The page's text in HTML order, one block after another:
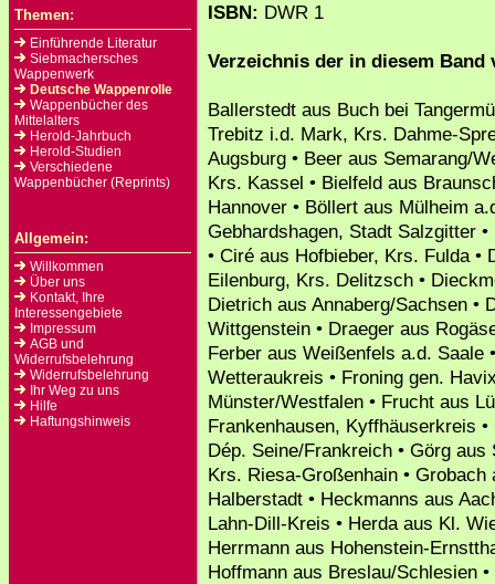
Themen:
Einführende Literatur
Siebmachersches
Wappenwerk
Deutsche Wappenrolle
Wappenbücher des
Mittelalters
Herold-Jahrbuch
Herold-Studien
Verschiedene
Wappenbücher (Reprints)
Allgemein:
Willkommen
Über uns
Kontakt, Ihre
Interessengebiete
Impressum
AGB und
Widerrufsbelehrung
Widerrufsbelehrung
Ihr Weg zu uns
Hilfe
Haftungshinweis
ISBN: DWR 1
Verzeichnis der in diesem
Ballerstedt aus Buch bei
Trebitz i.d. Mark, Krs. Dahme-
Augsburg • Beer aus Semarang/
Krs. Kassel • Bielfeld aus
Hannover • Böllert aus Mülheim
Gebhardshagen, Stadt Salzgitter
• Ciré aus Hofbieber, Krs. Fulda •
Eilenburg, Krs. Delitzsch •
Dietrich aus Annaberg/Sachsen •
Wittgenstein • Draeger aus
Ferber aus Weißenfels a.d. Saale
Wetteraukreis • Froning gen.
Münster/Westfalen • Frucht aus
Frankenhausen, Kyffhäuserkreis
Dép. Seine/Frankreich • Görg
Krs. Riesa-Großenhain •
Halberstadt • Heckmanns aus
Lahn-Dill-Kreis • Herda aus Kl.
Herrmann aus Hohenstein-
Hoffmann aus Breslau/Schlesien